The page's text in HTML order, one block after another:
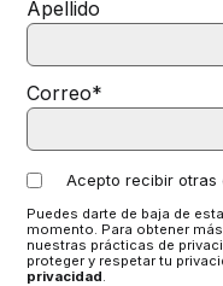
Apellido
Correo*
Acepto recibir otras
Puedes darte de baja de
momento. Para obtener
nuestras prácticas de
proteger y respetar tu
privacidad